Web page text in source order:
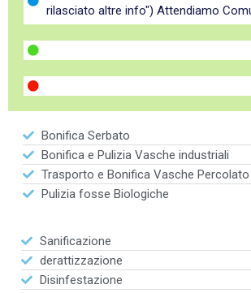
rilasciato altre info") Attendiamo
Bonifica Serbato
Bonifica e Pulizia Vasche industriali
Trasporto e Bonifica Vasche Percolato
Pulizia fosse Biologiche
Sanificazione
derattizzazione
Disinfestazione